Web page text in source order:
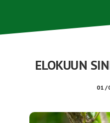
ELOKUUN
01/